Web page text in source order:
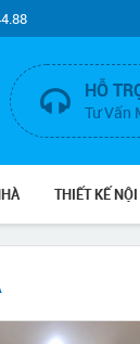
HỖ
Tư Vấn
THIẾT KẾ